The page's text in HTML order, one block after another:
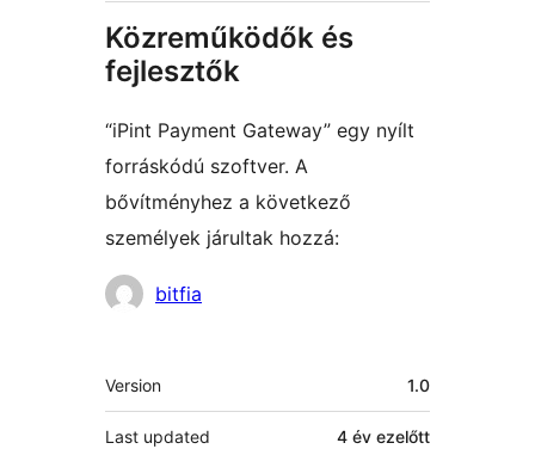
Közreműködők és
fejlesztők
“iPint Payment Gateway” egy nyílt
forráskódú szoftver. A
bővítményhez a következő
személyek járultak hozzá:
Közreműködők
bitfia
Meta
Version 1.0
Last updated 4 év ezelőtt